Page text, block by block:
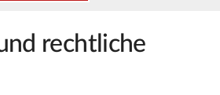
rechtliche